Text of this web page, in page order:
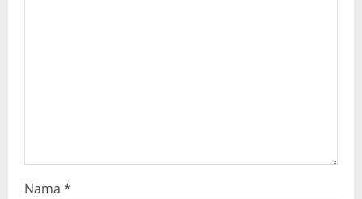
Nama *